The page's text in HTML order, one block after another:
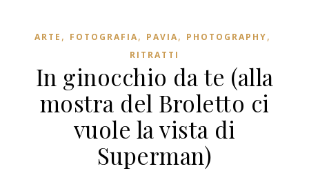
ARTE , FOTOGRAFIA, PAVIA, PHOTOGRAPHY,
RITRATTI
In ginocchio da te (alla
mostra del Broletto ci
vuole la vista di
Superman)